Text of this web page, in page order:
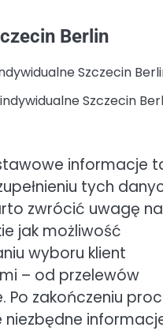
Berlin
Szczecin
informacje
tych
zwrócić uwagę na
jak możliwość
wyboru klient
– od przelewów
zakończeniu